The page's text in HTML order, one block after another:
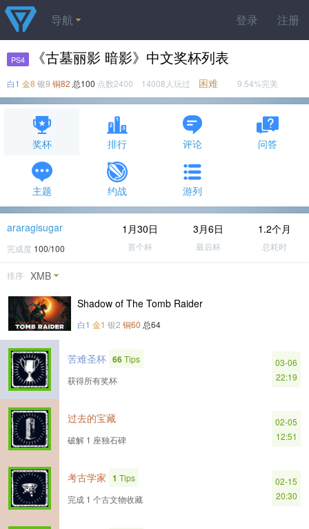
登录 注册
导航
PS4 《古墓丽影 暗影》中文奖杯列表
白1 金8 银9 铜82 总100 点数2400 14008人玩过 困难 9.54%完美
奖杯 排行 评论 问答
主题 约战 游列
araragisugar
完成度 100/100
1月30日
首个杯
3月6日
最后杯
1.2个月
总耗时
排序 XMB
Shadow of The Tomb Raider
白1 金1 银2 铜60 总64
苦难圣杯 66Tips
获得所有奖杯
03-06
22:19
过去的宝藏
破解 1 座独石碑
02-05
12:51
考古学家 1 Tips
完成 1 个古文物收藏
02-15
20:30